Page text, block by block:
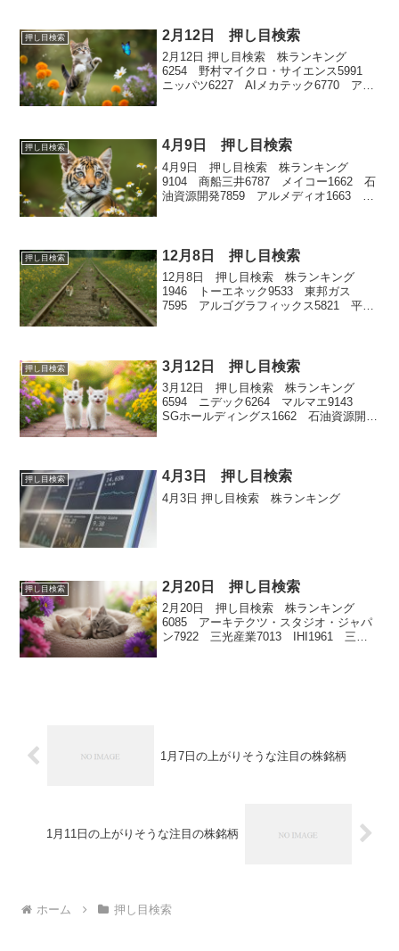
押し目検索 2月12日 押し目検索
2月12日 押し目検索 株ランキング
6254 野村マイクロ・サイエンス5991
ニッパツ6227 AIメカテック6770 アル
押し目検索 4月9日 押し目検索
4月9日 押し目検索 株ランキング
9104 商船三井6787 メイコー1662 石
油資源開発7859 アルメディオ1663 K
押し目検索 12月8日 押し目検索
12月8日 押し目検索 株ランキング
1946 トーエネック9533 東邦ガス
7595 アルゴグラフィックス5821 平河
押し目検索 3月12日 押し目検索
3月12日 押し目検索 株ランキング
6594 ニデック6264 マルマエ9143
SGホールディングス1662 石油資源開発
押し目検索 4月3日 押し目検索
4月3日 押し目検索 株ランキング
押し目検索 2月20日 押し目検索
2月20日 押し目検索 株ランキング
6085 アーキテクツ・スタジオ・ジャパ
ン7922 三光産業7013 IHI1961 三機
1月7日の上がりそうな注目の株銘柄
1月11日の上がりそうな注目の株銘柄
ホーム 押し目検索